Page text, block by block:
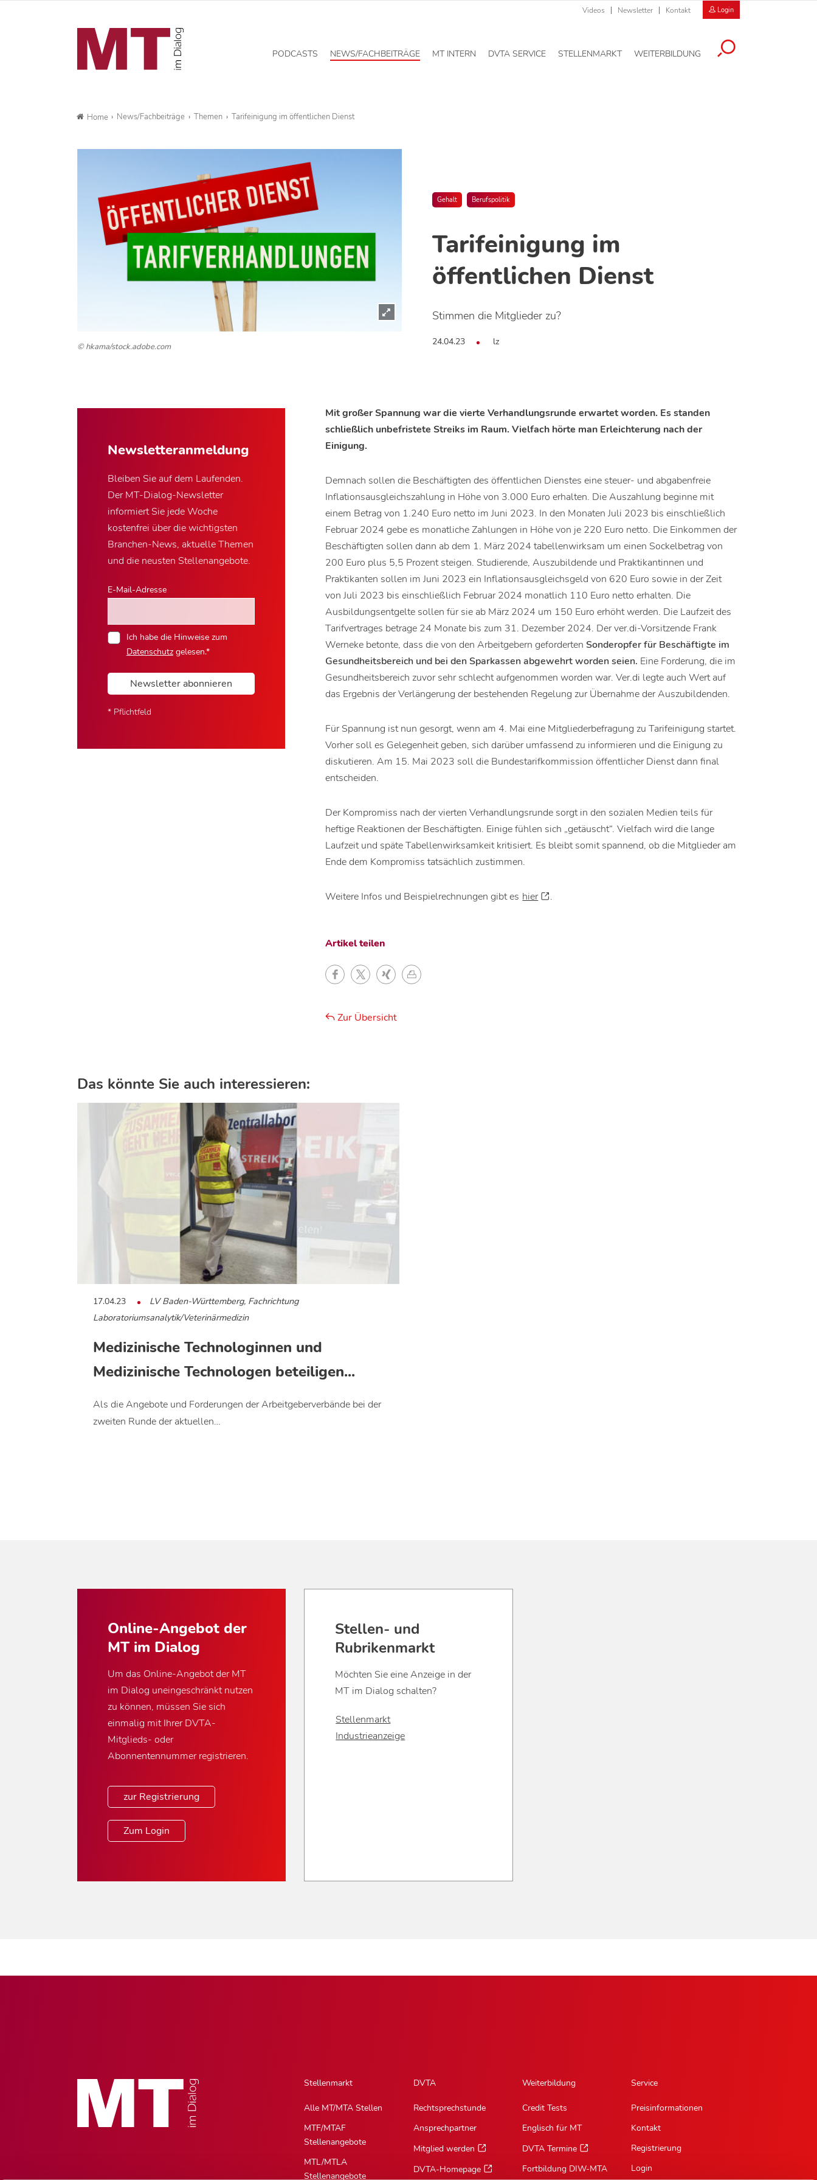
Videos Newsletter Kontakt Login
PODCASTS NEWS/FACHBEITRÄGE MT INTERN DVTA SERVICE STELLENMARKT WEITERBILDUNG
Home News/Fachbeiträge Themen Tarifeinigung im öffentlichen Dienst
Gehalt Berufspolitik
Tarifeinigung im
öffentlichen Dienst
Stimmen die Mitglieder zu?
24.04.23 lz
© hkama/stock.adobe.com
Newsletter­anmeldung
Bleiben Sie auf dem Laufenden.
Der MT-Dialog-Newsletter
informiert Sie jede Woche
kostenfrei über die wichtigsten
Branchen-News, aktuelle Themen
und die neusten Stellenangebote.
E-Mail-Adresse
Ich habe die Hinweise zum
Datenschutzgelesen.*
Newsletter abonnieren
* Pflichtfeld
Mit großer Spannung war die vierte Verhandlungsrunde erwartet worden. Es standen
schließlich unbefristete Streiks im Raum. Vielfach hörte man Erleichterung nach der
Einigung.
Demnach sollen die Beschäftigten des öffentlichen Dienstes eine steuer- und abgabenfreie
Inflationsausgleichszahlung in Höhe von 3.000 Euro erhalten. Die Auszahlung beginne mit
einem Betrag von 1.240 Euro netto im Juni 2023. In den Monaten Juli 2023 bis einschließlich
Februar 2024 gebe es monatliche Zahlungen in Höhe von je 220 Euro netto. Die Einkommen der
Beschäftigten sollen dann ab dem 1. März 2024 tabellenwirksam um einen Sockelbetrag von
200 Euro plus 5,5 Prozent steigen. Studierende, Auszubildende und Praktikantinnen und
Praktikanten sollen im Juni 2023 ein Inflationsausgleichsgeld von 620 Euro sowie in der Zeit
von Juli 2023 bis einschließlich Februar 2024 monatlich 110 Euro netto erhalten. Die
Ausbildungsentgelte sollen für sie ab März 2024 um 150 Euro erhöht werden. Die Laufzeit des
Tarifvertrages betrage 24 Monate bis zum 31. Dezember 2024. Der ver.di-Vorsitzende Frank
Werneke betonte, dass die von den Arbeitgebern geforderten Sonderopfer für Beschäftigte im
Gesundheitsbereich und bei den Sparkassen abgewehrt worden seien. Eine Forderung, die im
Gesundheitsbereich zuvor sehr schlecht aufgenommen worden war. Ver.di legte auch Wert auf
das Ergebnis der Verlängerung der bestehenden Regelung zur Übernahme der Auszubildenden.
Für Spannung ist nun gesorgt, wenn am 4. Mai eine Mitgliederbefragung zu Tarifeinigung startet.
Vorher soll es Gelegenheit geben, sich darüber umfassend zu informieren und die Einigung zu
diskutieren. Am 15. Mai 2023 soll die Bundestarifkommission öffentlicher Dienst dann final
entscheiden.
Der Kompromiss nach der vierten Verhandlungsrunde sorgt in den sozialen Medien teils für
heftige Reaktionen der Beschäftigten. Einige fühlen sich „getäuscht“. Vielfach wird die lange
Laufzeit und späte Tabellenwirksamkeit kritisiert. Es bleibt somit spannend, ob die Mitglieder am
Ende dem Kompromiss tatsächlich zustimmen.
Weitere Infos und Beispielrechnungen gibt es hier .
Artikel teilen
Zur Übersicht
Das könnte Sie auch interessieren:
17.04.23
LV Baden-Württemberg, Fachrichtung
Laboratoriumsanalytik/Veterinärmedizin
Medizinische Technologinnen und
Medizinische Technologen beteiligen...
Als die Angebote und Forderungen der Arbeitgeberverbände bei der
zweiten Runde der aktuellen…
Online-Angebot der
MT im Dialog
Um das Online-Angebot der MT
im Dialog uneingeschränkt nutzen
zu können, müssen Sie sich
einmalig mit Ihrer DVTA-
Mitglieds- oder
Abonnentennummer registrieren.
zur Registrierung
Zum Login
Stellen- und
Rubrikenmarkt
Möchten Sie eine Anzeige in der
MT im Dialog schalten?
Stellenmarkt
Industrieanzeige
Stellenmarkt
Alle MT/MTA Stellen
MTF/MTAF
Stellenangebote
MTL/MTLA
Stellenangebote
DVTA
Rechtsprechstunde
Ansprechpartner
Mitglied werden
DVTA-Homepage
Weiterbildung
Credit Tests
Englisch für MT
DVTA Termine
Fortbildung DIW-MTA
Service
Preisinformationen
Kontakt
Registrierung
Login